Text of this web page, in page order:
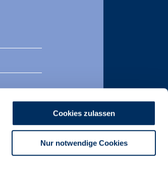
Cookies zulassen
Nur notwendige Cookies